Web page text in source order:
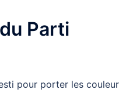
Parti
pour porter les